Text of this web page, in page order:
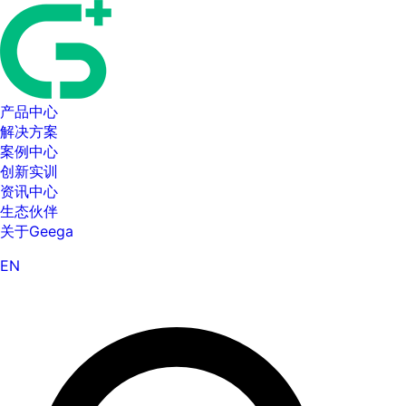
产品中心
解决方案
案例中心
创新实训
资讯中心
生态伙伴
关于Geega
EN